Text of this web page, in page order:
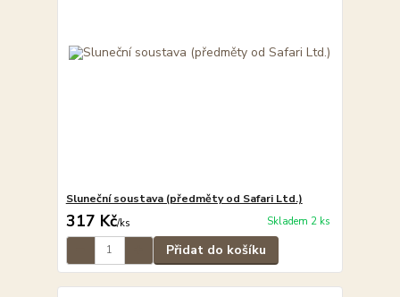
Sluneční soustava (předměty od Safari Ltd.)
317 Kč/ks Skladem 2 ks
Přidat do košíku